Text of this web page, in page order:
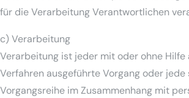
für die Verarbeitung Verantwortlichen
c) Verarbeitung
Verarbeitung ist jeder mit oder ohne
Verfahren ausgeführte Vorgang oder jede
Vorgangsreihe im Zusammenhang mit